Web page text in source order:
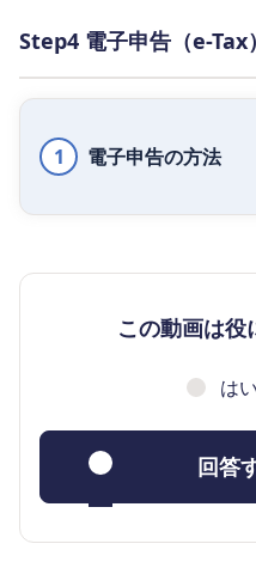
Step4 電子申告（e-Tax）
1 電子申告の方法
この動画は役
はい
回答